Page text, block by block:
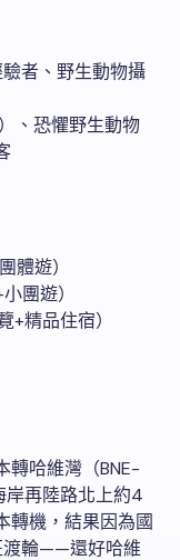
者、野生動物攝
、恐懼野生動物
體遊）
團遊）
精品住宿）
轉哈維灣（BNE-
岸再陸路北上約4
轉機，結果因為國
渡輪——還好哈維